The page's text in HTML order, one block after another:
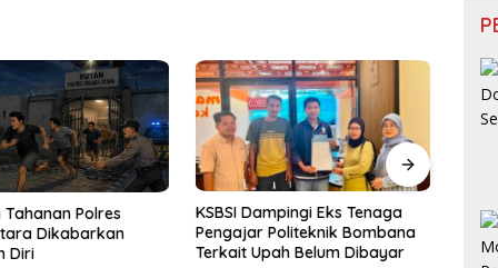
Eks Tenaga
Bombana
Belum Dibayar
Viral Video Keributan di Area
PT IPIP, Sejumlah Orang
Terekam Membawa Sajam